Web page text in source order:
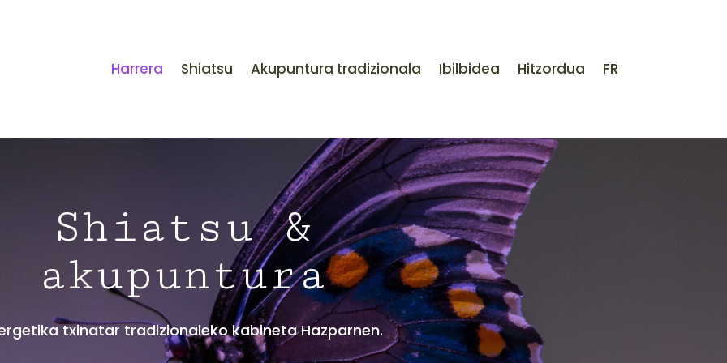
Harrera Shiatsu Akupuntura tradizionala Ibilbidea Hitzordua FR
Shiatsu &
akupuntura
txinatar tradizionaleko kabineta Hazparnen.